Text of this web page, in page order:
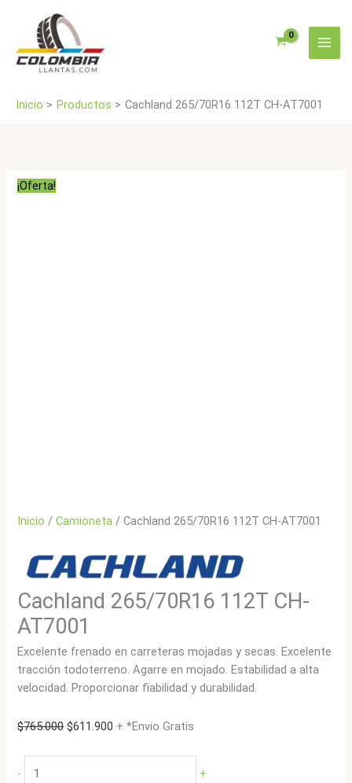
contenido
Inicio Productos Cachland 265/70R16 112T CH-AT7001
¡Oferta!
Inicio /Camioneta / Cachland 265/70R16 112T CH-AT7001
Cachland 265/70R16 112T CH-
AT7001
Excelente frenado en carreteras mojadas y secas. Excelente
tracción todoterreno. Agarre en mojado. Estabilidad a alta
velocidad. Proporcionar fiabilidad y durabilidad.
$765.000El
$611.900 El
+ *Envio Gratis
- +
cantidad